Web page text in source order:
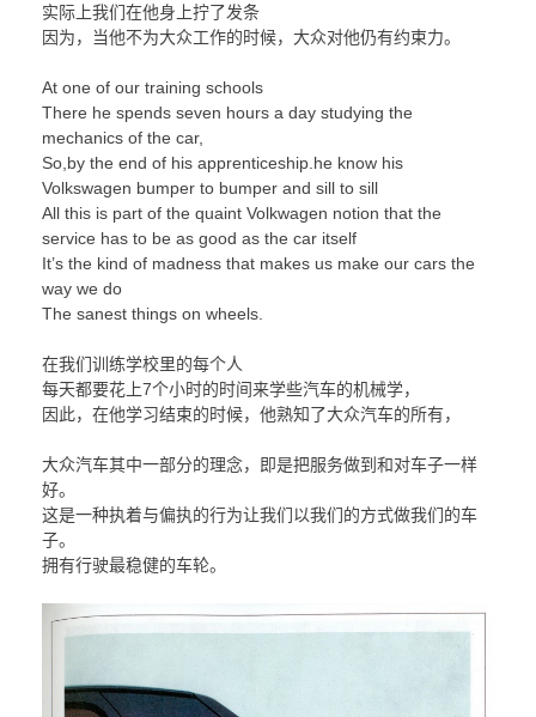
实际上我们在他身上拧了发条
因为，当他不为大众工作的时候，大众对他仍有约束力。
At one of our training schools
There he spends seven hours a day studying the
mechanics of the car,
So,by the end of his apprenticeship.he know his
Volkswagen bumper to bumper and sill to sill
All this is part of the quaint Volkwagen notion that the
service has to be as good as the car itself
It’s the kind of madness that makes us make our cars the
way we do
The sanest things on wheels.
在我们训练学校里的每个人
每天都要花上7个小时的时间来学些汽车的机械学，
因此，在他学习结束的时候，他熟知了大众汽车的所有，
大众汽车其中一部分的理念，即是把服务做到和对车子一样
好。
这是一种执着与偏执的行为让我们以我们的方式做我们的车
子。
拥有行驶最稳健的车轮。